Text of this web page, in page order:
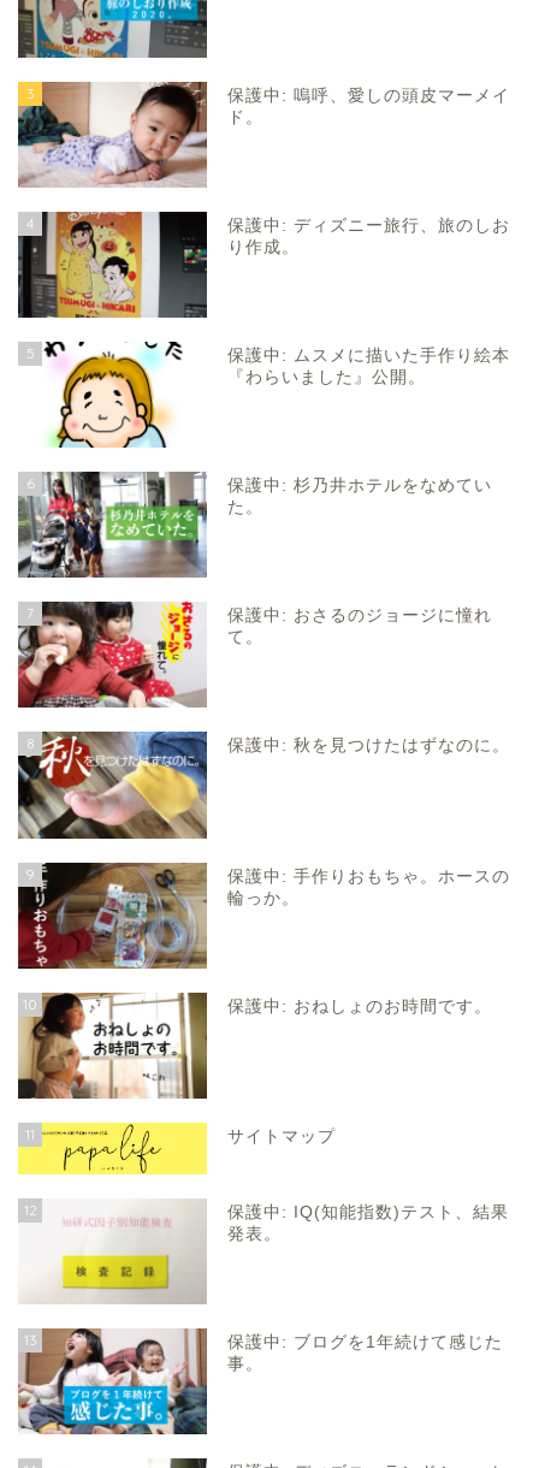
3
保護中: 嗚呼、愛しの頭皮マーメイ
ド。
4
保護中: ディズニー旅行、旅のしお
り作成。
5
保護中: ムスメに描いた手作り絵本
『わらいました』公開。
6
保護中: 杉乃井ホテルをなめてい
た。
7
保護中: おさるのジョージに憧れ
て。
8 保護中: 秋を見つけたはずなのに。
9
保護中: 手作りおもちゃ。ホースの
輪っか。
10 保護中: おねしょのお時間です。
11 サイトマップ
12
保護中: IQ(知能指数)テスト、結果
発表。
13
保護中: ブログを1年続けて感じた
事。